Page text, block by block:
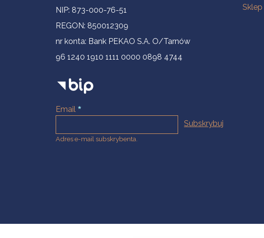
NIP: 873-000-76-51
REGON: 850012309
nr konta: Bank PEKAO S.A. O/Tarnów
96 1240 1910 1111 0000 0898 4744
Email
Adres e-mail subskrybenta.
Sklep